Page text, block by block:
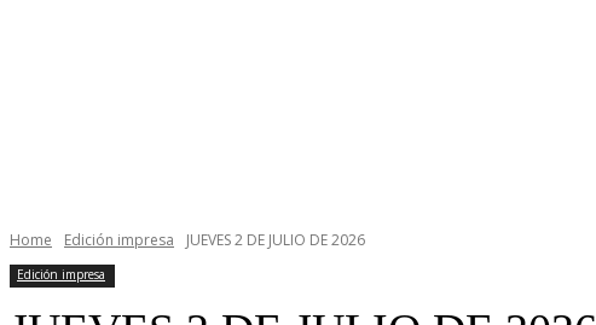
Home Edición impresa JUEVES 2 DE JULIO DE 2026
Edición impresa